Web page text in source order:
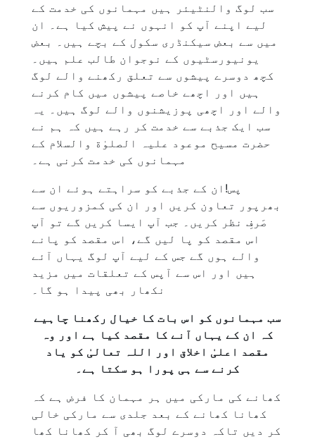
سب لوگ والنٹیئر ہیں مہمانوں کی خدمت کے
لیے اپنے آپ کو انہوں نے پیش کیا ہے۔ ان
میں سے بعض سیکنڈری سکول کے بچے ہیں۔ بعض
یونیورسٹیوں کے نوجوان طالب علم ہیں۔
کچھ دوسرے پیشوں سے تعلق رکھنے والے لوگ
ہیں اور اچھے خاصے پیشوں میں کام کرنے
والے اور اچھی پوزیشنوں والے لوگ ہیں۔ یہ
سب ایک جذبے سے خدمت کر رہے ہیں کہ ہم نے
حضرت مسیح موعود علیہ الصلوٰة والسلام کے
مہمانوں کی خدمت کرنی ہے۔
پس!ان کے جذبے کو سراہتے ہوئے ان سے
بھرپور تعاون کریں اور ان کی کمزوریوں سے
صَرفِ نظر کریں۔ جب آپ ایسا کریں گے تو آپ
اس مقصد کو پا لیں گے، اس مقصد کو پانے
والے ہوں گے جس کے لیے آپ لوگ یہاں آئے
ہیں اور اس سے آپس کے تعلقات میں مزید
نکھار بھی پیدا ہو گا۔
سب مہمانوں کو اس بات کا خیال رکھنا چاہیے
کہ ان کے یہاں آنے کا مقصد کیا ہے اور وہ
مقصد اعلیٰ اخلاق اور اللہ تعالیٰ کو یاد
کرنے سے ہی پورا ہو سکتا ہے۔
کھانے کی مارکی میں ہر مہمان کا فرض ہے کہ
کھانا کھانے کے بعد جلدی سے مارکی خالی
کر دیں تاکہ دوسرے لوگ بھی آ کر کھانا کھا